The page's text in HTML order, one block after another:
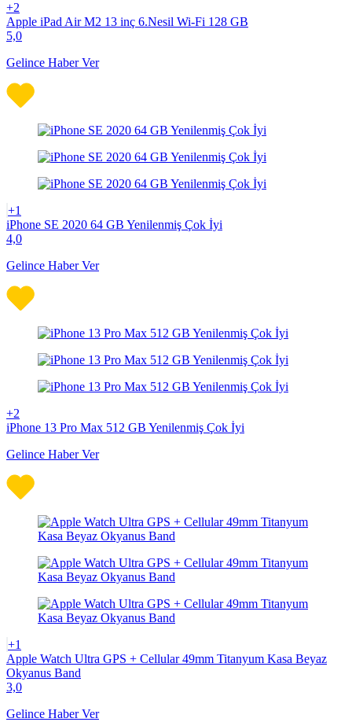
+2
Apple iPad Air M2 13 inç 6.Nesil Wi-Fi 128 GB
5,0
Gelince Haber Ver
+1
iPhone SE 2020 64 GB Yenilenmiş Çok İyi
4,0
Gelince Haber Ver
+2
iPhone 13 Pro Max 512 GB Yenilenmiş Çok İyi
Gelince Haber Ver
+1
Apple Watch Ultra GPS + Cellular 49mm Titanyum Kasa Beyaz
Okyanus Band
3,0
Gelince Haber Ver